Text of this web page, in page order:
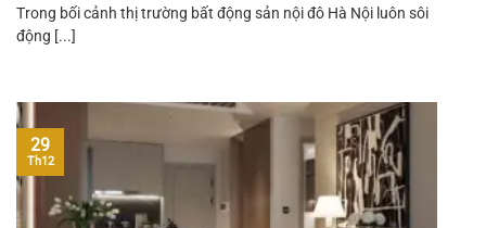
Trong bối cảnh thị trường bất động sản nội đô Hà Nội luôn sôi
động [...]
29
Th12